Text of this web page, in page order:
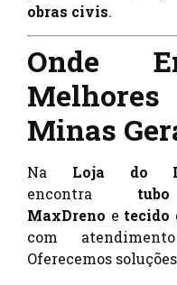
obras civis.
Onde
Minas
Na Loja do
encontra
MaxDreno e tecido
com
Oferecemos